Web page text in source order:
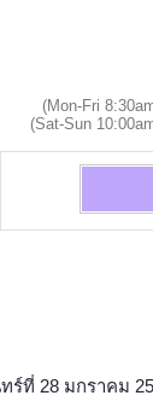
(Mon-Fri
(Sat-Sun
ร์ที่ 28 มกราคม